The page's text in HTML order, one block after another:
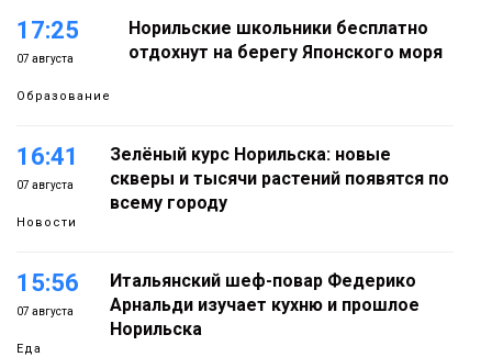
17:25
07 августа
Образование
Норильские школьники бесплатно
отдохнут на берегу Японского моря
16:41
07 августа
Новости
Зелёный курс Норильска: новые
скверы и тысячи растений появятся по
всему городу
15:56
07 августа
Еда
Итальянский шеф-повар Федерико
Арнальди изучает кухню и прошлое
Норильска